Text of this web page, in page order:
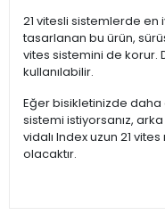
21 vitesli sistemlerde en
tasarlanan bu ürün,
vites sistemini de korur.
kullanılabilir.
Eğer bisikletinizde daha
sistemi istiyorsanız,
vidalı Index uzun 21
olacaktır.